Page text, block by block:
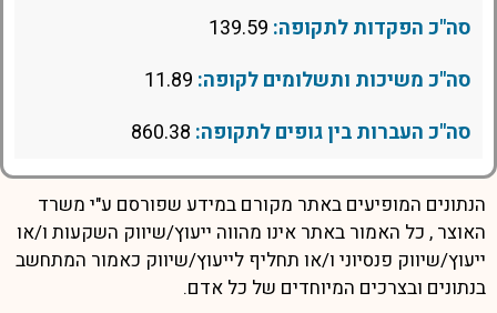
סה"כ הפקדות לתקופה:
סה"כ משיכות ותשלומים לקופה:
סה"כ העברות בין גופים לתקופה:
הנתונים המופיעים באתר מקורם במידע שפורסם ע"י משרד
האוצר , כל האמור באתר אינו מהווה ייעוץ/שיווק השקעות ו/או
ייעוץ/שיווק פנסיוני ו/או תחליף לייעוץ/שיווק כאמור המתחשב
בנתונים ובצרכים המיוחדים של כל אדם.